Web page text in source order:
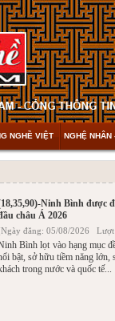
NGHỀ VIỆT NGHỆ NHÂN
Ninh Bình được
châu Á 2026
đăng: 05/08/2026 Lượt
Bình lọt vào hạng mục
bật, sở hữu tiềm năng lớn,
trong nước và quốc tế...